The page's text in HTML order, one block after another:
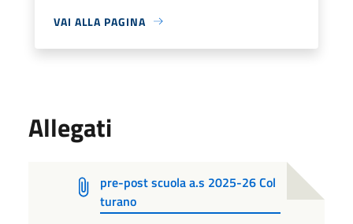
VAI ALLA PAGINA
Allegati
pre-post scuola a.s 2025-26 Col
turano